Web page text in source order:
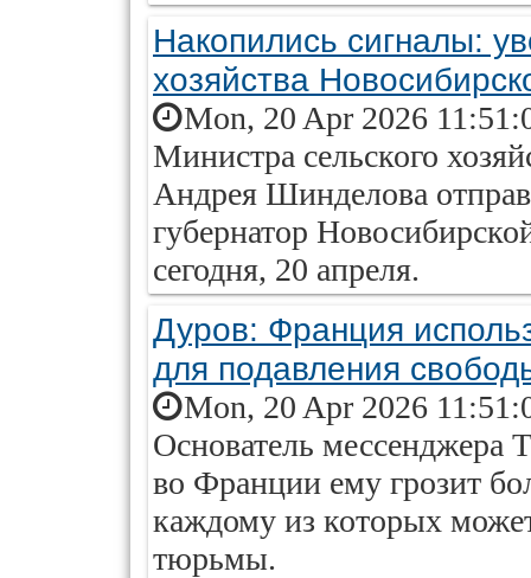
Накопились сигналы:
хозяйства
Mon, 20 Apr 2026
Министра сельского
Андрея Шинделова
губернатор
сегодня, 20 апреля.
Дуров: Франция
для подавления
Mon, 20 Apr 2026
Основатель мессенджера
во Франции ему грозит
каждому из которых
тюрьмы.